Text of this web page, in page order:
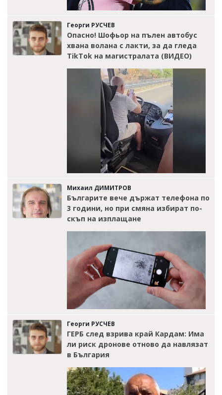
Георги РУСЧЕВ
Опасно! Шофьор на пълен автобус
хвана волана с лакти, за да гледа
TikTok на магистралата (ВИДЕО)
Михаил ДИМИТРОВ
Българите вече държат телефона по
3 години, но при смяна избират по-
скъп на изплащане
Георги РУСЧЕВ
ГЕРБ след взрива край Кардам: Има
ли риск дронове отново да навлязат
в България